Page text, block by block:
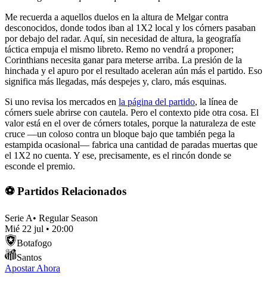
Me recuerda a aquellos duelos en la altura de Melgar contra
desconocidos, donde todos iban al 1X2 local y los córners pasaban
por debajo del radar. Aquí, sin necesidad de altura, la geografía
táctica empuja el mismo libreto. Remo no vendrá a proponer;
Corinthians necesita ganar para meterse arriba. La presión de la
hinchada y el apuro por el resultado aceleran aún más el partido. Eso
significa más llegadas, más despejes y, claro, más esquinas.
Si uno revisa los mercados en la página del partido, la línea de
córners suele abrirse con cautela. Pero el contexto pide otra cosa. El
valor está en el over de córners totales, porque la naturaleza de este
cruce —un coloso contra un bloque bajo que también pega la
estampida ocasional— fabrica una cantidad de paradas muertas que
el 1X2 no cuenta. Y ese, precisamente, es el rincón donde se
esconde el premio.
⚽ Partidos Relacionados
Serie A• Regular Season
Mié 22 jul • 20:00
Botafogo
Santos
Apostar Ahora